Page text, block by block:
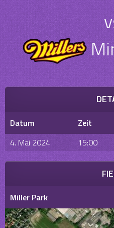
Datum Zeit
4. Mai 2024
15:00
Miller Park